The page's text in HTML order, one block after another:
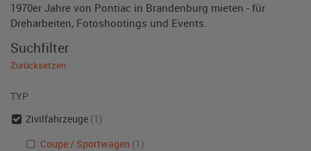
1970er Jahre von Pontiac in Brandenburg mieten - für
Dreharbeiten, Fotoshootings und Events.
Suchfilter
Zurücksetzen
TYP
Zivilfahrzeuge (1)
Coupe / Sportwagen (1)